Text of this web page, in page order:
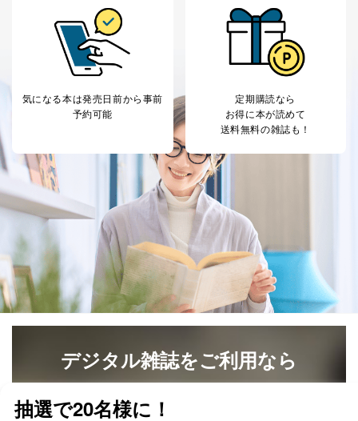
等をご利用の方の
個人情報
サービス、キャンペーン等の広告
に関するご案内のため
SNS公式アカウン
の個人情報
当社のサービス利用状況の把握お
お問い合わせ対応、トラブル対
質向上のため
その他当社のプライバシーポリシ
ー等にて公表する利用目的達成の
※上記の利用目的のうちNo.1～5については保有個人デ
ータ（開示対象個人情報）の利用目的であり、下記4.の
開示等のご請求に対応させていただきます。
なお、6、7については、パートナー（提携企業）様又は
各SNS運営会社様にご請求いただきますようお願い致し
３．個人情報の第三者提供について
当社は、取得した個人情報を適切に管理し､あらかじめ
本人の同意を得ることなく第三者に提供することはあり
ません。ただし、次の場合は除きます。
法令に基づく場合
人の生命､身体または財産の保護のために必要がある
場合であって、本人の同意を得ることが困難であると
公衆衛生の向上または児童の健全な育成の推進のため
気になる本は発売日前から事前
予約可能
定期購読なら
お得に本が読めて
送料無料の雑誌も！
デジタル雑誌をご利用なら
書籍）が無料で読み放題！